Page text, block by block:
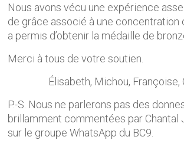
Nous avons vécu une expérience
de grâce associé à une concentration
a permis d’obtenir la médaille de
Merci à tous de votre soutien.
Élisabeth, Michou, Françoise,
P.-S. Nous ne parlerons pas des
brillamment commentées par Chantal
sur le groupe WhatsApp du BC9.